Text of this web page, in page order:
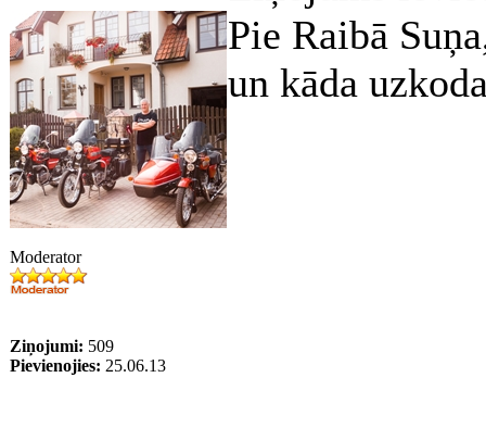
Moderator
Ziņojumi: 509
Pievienojies: 25.06.13
Pie Raibā
un kāda